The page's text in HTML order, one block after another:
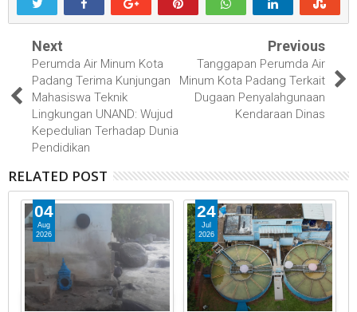
Next
Perumda Air Minum Kota
Padang Terima Kunjungan
Mahasiswa Teknik
Lingkungan UNAND: Wujud
Kepedulian Terhadap Dunia
Pendidikan
Previous
Tanggapan Perumda Air
Minum Kota Padang Terkait
Dugaan Penyalahgunaan
Kendaraan Dinas
RELATED POST
04
Aug
2026
24
Jul
2026